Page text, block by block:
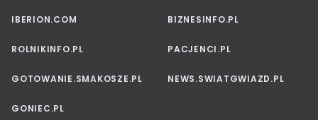
IBERION.COM BIZNESINFO.PL
ROLNIKINFO.PL PACJENCI.PL
GOTOWANIE.SMAKOSZE.PL NEWS.SWIATGWIAZD.PL
GONIEC.PL